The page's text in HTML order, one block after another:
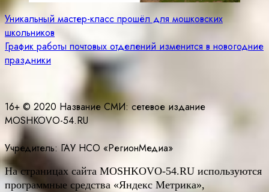
Навигация
по
записям
Уникальный мастер-класс прошёл для мошковских
школьников
График работы почтовых отделений изменится в новогодние
праздники
16+ © 2020 Название СМИ: cетевое издание
MOSHKOVO-54.RU
Учредитель: ГАУ НСО «РегионМедиа»
На страницах сайта MOSHKOVO-54.RU используются
программные средства «Яндекс Метрика»,